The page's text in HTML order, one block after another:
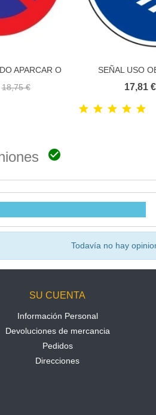
carrito
APARCAR O
18,75 €
SEÑAL USO
17,81 €

Todavía no hay
SU CUENTA
Información Personal
Devoluciones de mercancia
Pedidos
Direcciones